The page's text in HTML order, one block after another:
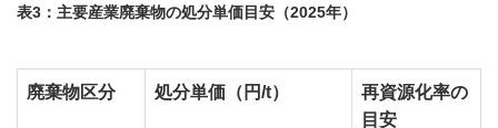
表3：主要産業廃棄物の処分単価目安（2025年）
廃棄物区分 処分単価（円/t）
再資源化率の
目安